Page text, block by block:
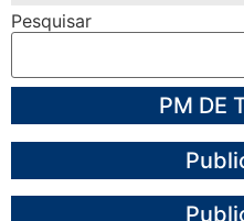
Pesquisar
PM DE